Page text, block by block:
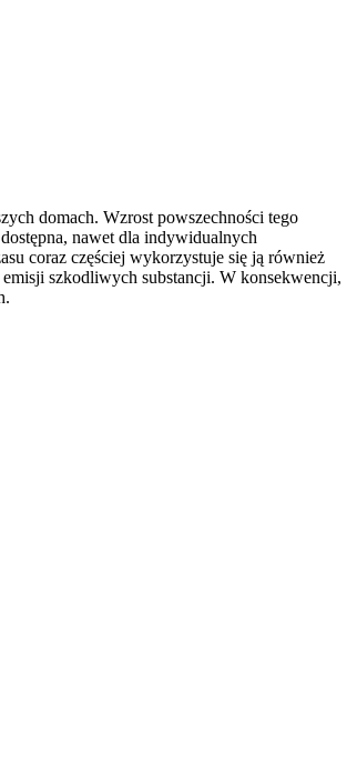
domach. Wzrost powszechności tego
nawet dla indywidualnych
coraz częściej wykorzystuje się ją również
szkodliwych substancji. W konsekwencji,